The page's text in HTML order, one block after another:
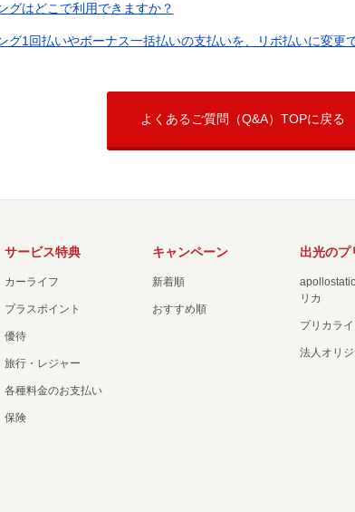
グはどこで利用できますか？
グ1回払いやボーナス一括払いの支払いを、リボ払いに変更
よくあるご質問（Q&A）TOPに戻る
サービス特典
カーライフ
プラスポイント
優待
旅行・レジャー
各種料金のお支払い
保険
キャンペーン
新着順
おすすめ順
出光のプ
リカ
プリカラ
法人オリ